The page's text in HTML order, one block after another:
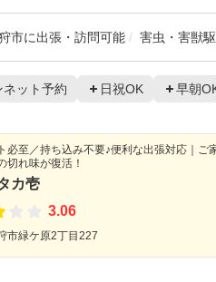
市に出張・訪問可能 害虫・害獣
ネット予約 日祝OK 早朝
必至／持ち込み不要♪便利な出張対応｜ご
切れ味が復活！
カ壱
3.06
市緑ケ原2丁目227